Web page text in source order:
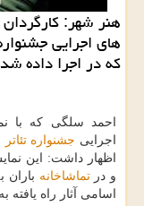
هنر شهر:
های اجرایی
كه در اجرا داده
احمد سلگی كه با
اجرایی جشنواره تئاتر
اظهار داشت: این
و درتماشاخانه
اسامی آثار راه